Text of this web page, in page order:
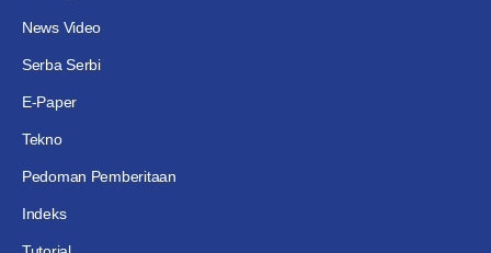
News Video
Serba Serbi
E-Paper
Tekno
Pedoman Pemberitaan
Indeks